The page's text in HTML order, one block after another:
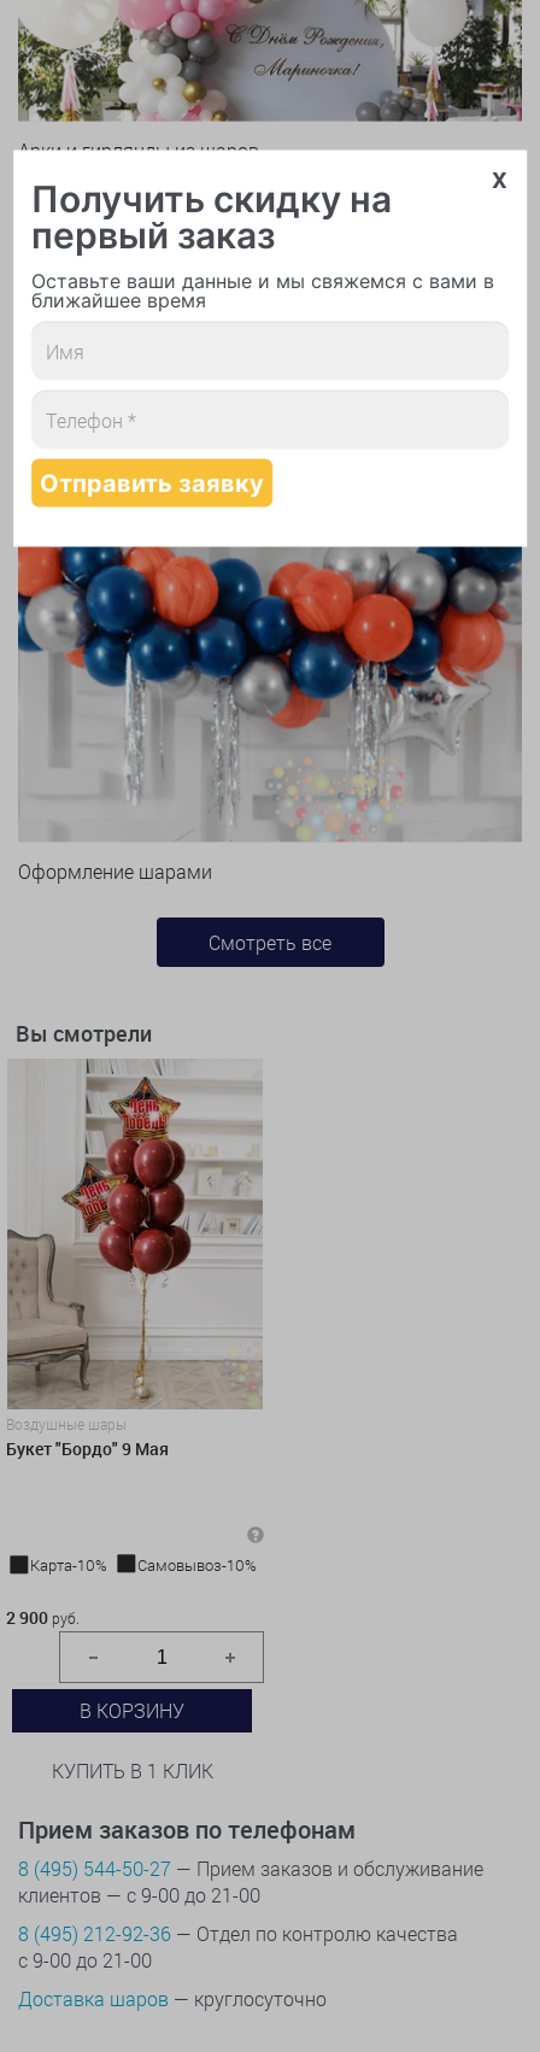
Арки и гирлянды из шаров
Надутие шаров гелием
Оформление шарами
Смотреть все
Вы смотрели
Воздушные шары
Букет "Бордо" 9 Мая
Карта-10%
Самовывоз-10%
2 900 руб.
В КОРЗИНУ
КУПИТЬ В 1 КЛИК
Прием заказов по телефонам
8 (495) 544-50-27 — Прием заказов и обслуживание
клиентов — с 9-00 до 21-00
8 (495) 212-92-36 — Отдел по контролю качества
с 9-00 до 21-00
Доставка шаров — круглосуточно
x
Получить скидку на
первый заказ
Оставьте ваши данные и мы свяжемся с вами в
ближайшее время